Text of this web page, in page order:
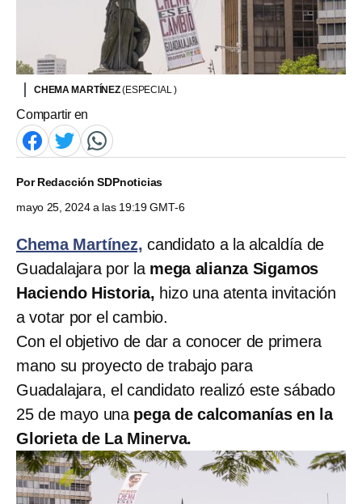
CHEMA MARTÍNEZ(ESPECIAL )
Compartir en
PorRedacción SDPnoticias
mayo 25, 2024 a las 19:19 GMT-6
Chema Martínez, candidato a la alcaldía de
Guadalajara por la mega alianza Sigamos
Haciendo Historia, hizo una atenta invitación
a votar por el cambio.
Con el objetivo de dar a conocer de primera
mano su proyecto de trabajo para
Guadalajara, el candidato realizó este sábado
25 de mayo una pega de calcomanías en la
Glorieta de La Minerva.